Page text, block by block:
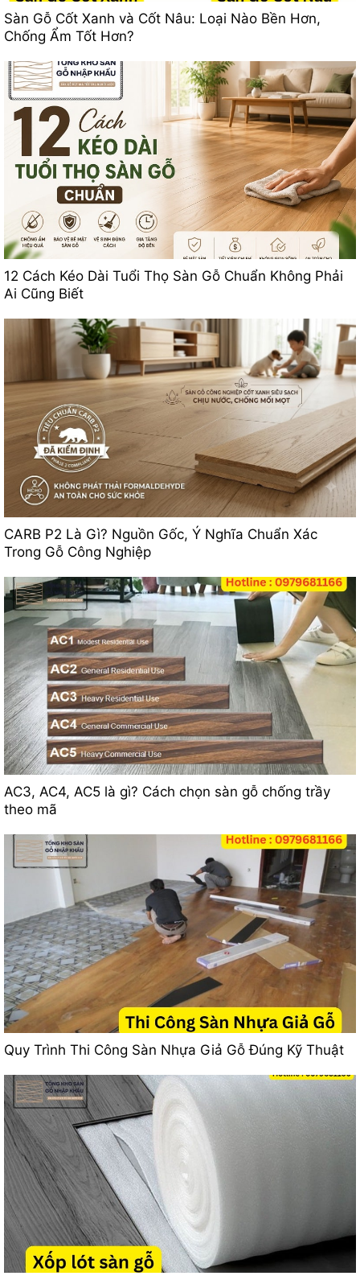
Sàn Gỗ Cốt Xanh và Cốt Nâu: Loại Nào Bền Hơn,
Chống Ẩm Tốt Hơn?
12 Cách Kéo Dài Tuổi Thọ Sàn Gỗ Chuẩn Không Phải
Ai Cũng Biết
CARB P2 Là Gì? Nguồn Gốc, Ý Nghĩa Chuẩn Xác
Trong Gỗ Công Nghiệp
AC3, AC4, AC5 là gì? Cách chọn sàn gỗ chống trầy
theo mã
Quy Trình Thi Công Sàn Nhựa Giả Gỗ Đúng Kỹ Thuật